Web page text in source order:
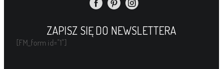
ZAPISZ SIĘ DO NEWSLETTERA
[FM_form id="1"]